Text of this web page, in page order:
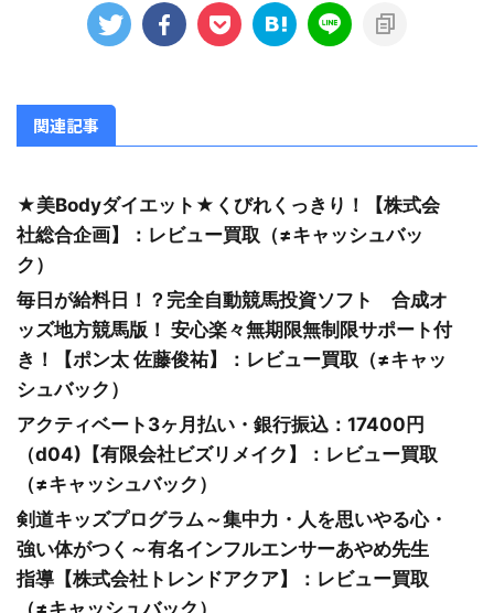
関連記事
★美Bodyダイエット★くびれくっきり！【株式会
社総合企画】：レビュー買取（≠キャッシュバッ
ク）
毎日が給料日！？完全自動競馬投資ソフト 合成オ
ッズ地方競馬版！ 安心楽々無期限無制限サポート付
き！【ポン太 佐藤俊祐】：レビュー買取（≠キャッ
シュバック）
アクティベート3ヶ月払い・銀行振込：17400円
（d04)【有限会社ビズリメイク】：レビュー買取
（≠キャッシュバック）
剣道キッズプログラム～集中力・人を思いやる心・
強い体がつく～有名インフルエンサーあやめ先生
指導【株式会社トレンドアクア】：レビュー買取